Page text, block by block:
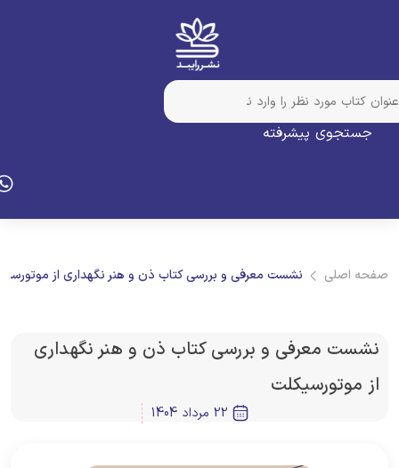
جستجوی پیشرفته
اصلی نشست معرفی و بررسی کتاب ذن و هنر نگهداری از
نشست معرفی و بررسی کتاب ذن و هنر نگهداری
از موتورسیکلت
22 مرداد 1404